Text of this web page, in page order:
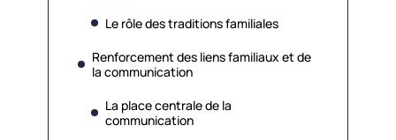
Le rôle des traditions familiales
Renforcement des liens familiaux et de
la communication
La place centrale de la
communication